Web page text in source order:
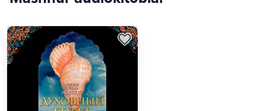
настоящую любовь, чтобы вновь потерять ее,
чтобы снова найти…
Больше интересных фактов об авторе и его
новой книге книге читайте в